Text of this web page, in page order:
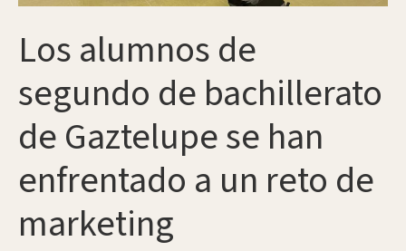
Los alumnos de
segundo de bachillerato
de Gaztelupe se han
enfrentado a un reto de
marketing